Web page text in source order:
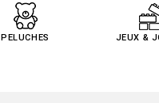
PELUCHES JEUX &